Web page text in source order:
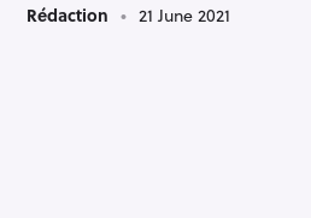
Rédaction 21 June 2021